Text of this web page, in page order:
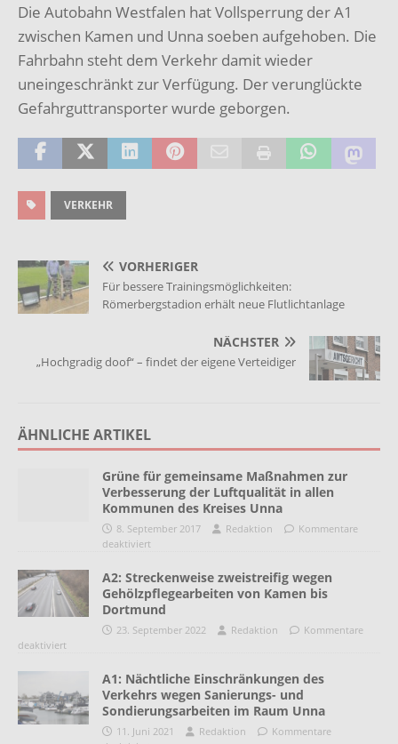
Die Autobahn Westfalen hat Vollsperrung der A1
zwischen Kamen und Unna soeben aufgehoben. Die
Fahrbahn steht dem Verkehr damit wieder
uneingeschränkt zur Verfügung. Der verunglückte
Gefahrguttransporter wurde geborgen.
VERKEHR
VORHERIGER
Für bessere Trainingsmöglichkeiten:
Römerbergstadion erhält neue Flutlichtanlage
NÄCHSTER
„Hochgradig doof“ – findet der eigene Verteidiger
ÄHNLICHE ARTIKEL
Grüne für gemeinsame Maßnahmen zur
Verbesserung der Luftqualität in allen
Kommunen des Kreises Unna
8. September 2017 Redaktion
Kommentare
deaktiviert
A2: Streckenweise zweistreifig wegen
Gehölzpflegearbeiten von Kamen bis
Dortmund
23. September 2022 Redaktion
Kommentare
deaktiviert
A1: Nächtliche Einschränkungen des
Verkehrs wegen Sanierungs- und
Sondierungsarbeiten im Raum Unna
11. Juni 2021 Redaktion
Kommentare